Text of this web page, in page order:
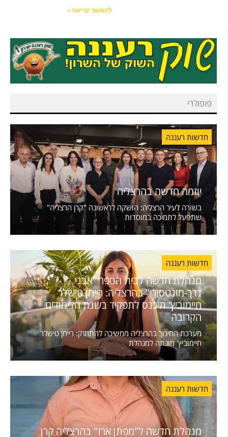
להמשך קריאה »
פופולרי
חדשות רעננה
יוזמה חדשה בהרצליה
בשורה לעיר הרצליה: הושקה לראשונה "קרן הרצליה"
שתפעל לתמיכה במוסדות
חדשות רעננה
מנהלת חדשה לבית הספר "אבני
דרך-מונטסורי" בהרצליה: רייחן טישלר
חיימוביץ' תיכנס לתפקיד בשנת הלימודים
הקרובה
מערכת החינוך בהרצליה ממשיכה להתחזק: רייחן טישלר
חיימוביץ' מונתה למנהלת
חדשות רעננה
מנהלת חדשה ל"מפתן ארז" בהרצליה קרן